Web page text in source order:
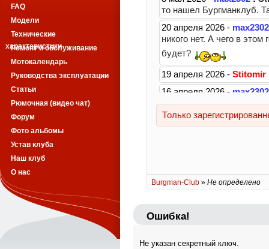
Burgman-Club » Не определено
Ошибка!
Не указан секретный ключ.
FAQ
Модели
Технические
характеристики
Ремонт и обслуживание
Мотокалендарь
Руководства эксплуатации
Статьи
Рюмочная (видео чат)
Форум
Фото альбомы
Устав клуба
Наш клуб
О нас